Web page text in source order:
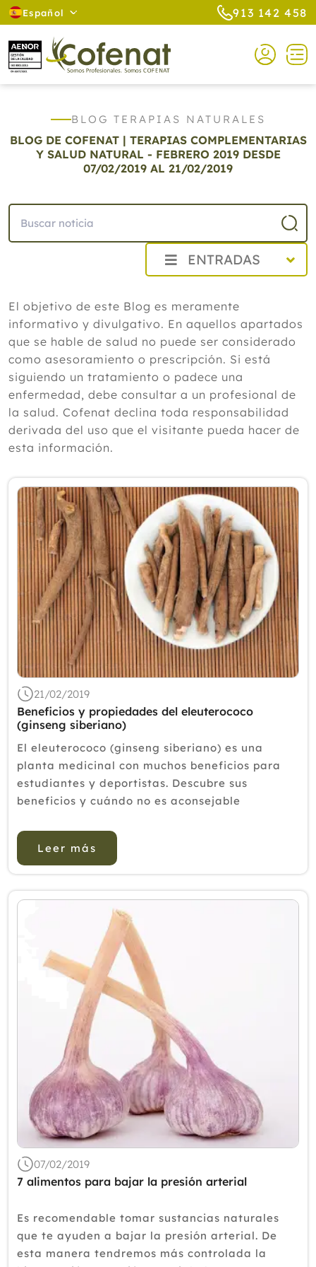
Español 913 142 458
BLOG TERAPIAS NATURALES
BLOG DE COFENAT | TERAPIAS COMPLEMENTARIAS
Y SALUD NATURAL - FEBRERO 2019 DESDE
07/02/2019 AL 21/02/2019
ENTRADAS
2025
2024
2023
2022
2021
2020
Diciembre
Noviembre
Octubre
Septiembre
Julio
Junio
Mayo
Abril
Marzo
Febrero
Enero
2018
2017
2016
2015
2014
El objetivo de este Blog es meramente
informativo y divulgativo. En aquellos apartados
que se hable de salud no puede ser considerado
como asesoramiento o prescripción. Si está
siguiendo un tratamiento o padece una
enfermedad, debe consultar a un profesional de
la salud. Cofenat declina toda responsabilidad
derivada del uso que el visitante pueda hacer de
esta información.
21/02/2019
Beneficios y propiedades del eleuterococo
(ginseng siberiano)
El eleuterococo (ginseng siberiano) es una
planta medicinal con muchos beneficios para
estudiantes y deportistas. Descubre sus
beneficios y cuándo no es aconsejable
dispone de una serie de beneficios y
propiedades importantes para la salud
psicológica...
Leer más
07/02/2019
7 alimentos para bajar la presión arterial
Es recomendable tomar sustancias naturales
que te ayuden a bajar la presión arterial. De
esta manera tendremos más controlada la